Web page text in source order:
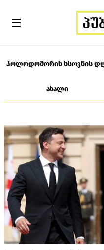
ჰოლოდომორის ხსოვნის
ახალი